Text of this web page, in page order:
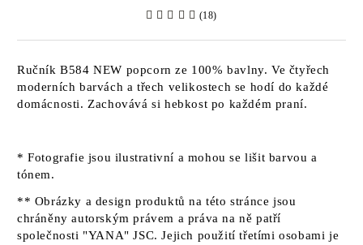
(18)
Ručník B584 NEW popcorn ze 100% bavlny. Ve čtyřech
moderních barvách a třech velikostech se hodí do každé
domácnosti. Zachovává si hebkost po každém praní.
* Fotografie jsou ilustrativní a mohou se lišit barvou a
tónem.
** Obrázky a design produktů na této stránce jsou
chráněny autorským právem a práva na ně patří
společnosti "YANA" JSC. Jejich použití třetími osobami je